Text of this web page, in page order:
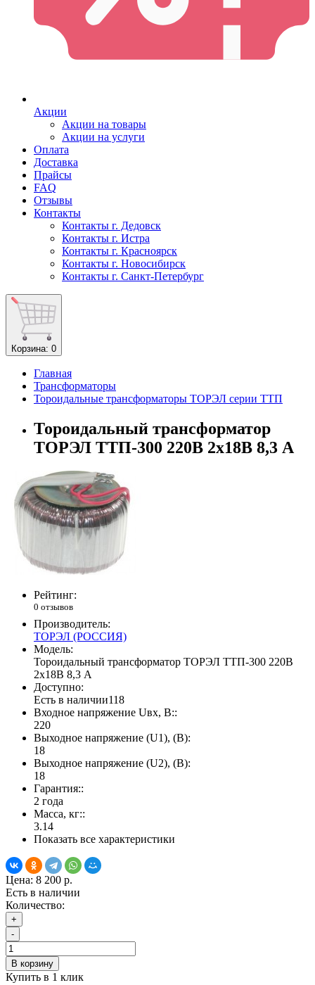
Акции
Акции на товары
Акции на услуги
Оплата
Доставка
Прайсы
FAQ
Отзывы
Контакты
Контакты г. Дедовск
Контакты г. Истра
Контакты г. Красноярск
Контакты г. Новосибирск
Контакты г. Санкт-Петербург
Корзина: 0
Главная
Трансформаторы
Тороидальные трансформаторы ТОРЭЛ серии ТТП
Тороидальный трансформатор
ТОРЭЛ ТТП-300 220В 2х18В 8,3 А
Рейтинг:
0 отзывов
Производитель:
ТОРЭЛ (РОССИЯ)
Модель:
Тороидальный трансформатор ТОРЭЛ ТТП-300 220В
2х18В 8,3 А
Доступно:
Есть в наличии118
Входное напряжение Uвх, В::
220
Выходное напряжение (U1), (В):
18
Выходное напряжение (U2), (В):
18
Гарантия::
2 года
Масса, кг::
3.14
Показать все характеристики
Цена: 8 200 р.
Есть в наличии
Количество:
+
-
В корзину
Купить в 1 клик